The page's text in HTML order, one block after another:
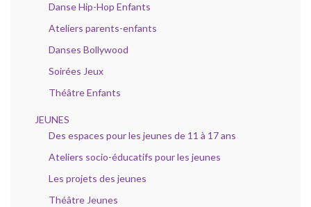
Danse Hip-Hop Enfants
Ateliers parents-enfants
Danses Bollywood
Soirées Jeux
Théâtre Enfants
JEUNES
Des espaces pour les jeunes de 11 à 17 ans
Ateliers socio-éducatifs pour les jeunes
Les projets des jeunes
Théâtre Jeunes